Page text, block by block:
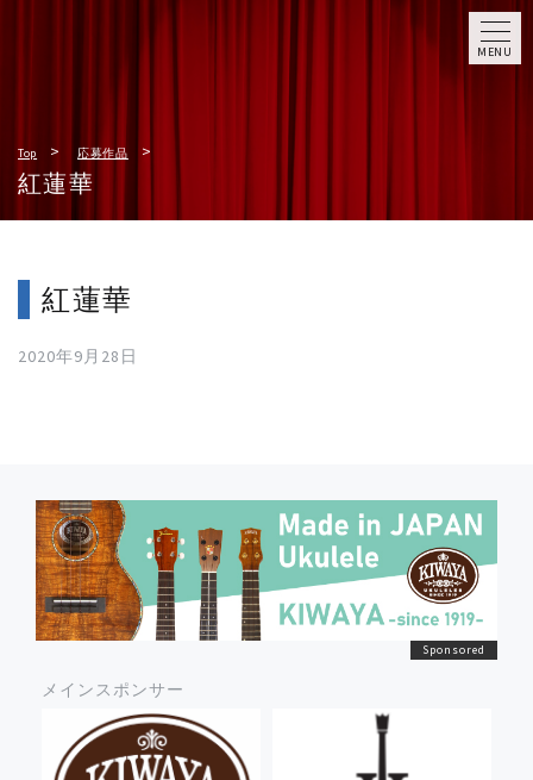
MENU
Top 応募作品
紅蓮華
紅蓮華
2020年9月28日
メインスポンサー